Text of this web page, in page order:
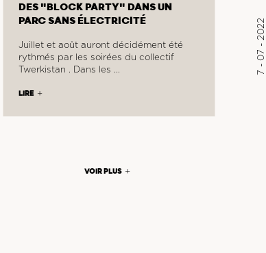
DES "BLOCK PARTY" DANS UN
PARC SANS ÉLECTRICITÉ
Juillet et août auront décidément été
rythmés par les soirées du collectif
Twerkistan . Dans les …
LIRE
7 - 07 - 2022
VOIR PLUS